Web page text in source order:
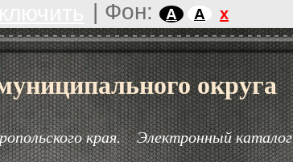
| Фон: A A x
округа
края. Электронный каталог